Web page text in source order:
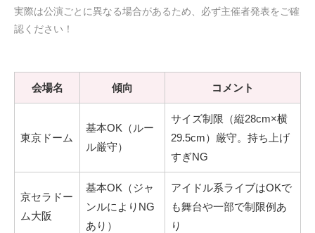
実際は公演ごとに異なる場合があるため、必ず主催者発表をご確
認ください！
会場名 傾向 コメント
東京ドーム
基本OK（ルー
ル厳守）
サイズ制限（縦28cm×横
29.5cm）厳守。持ち上げ
すぎNG
京セラドー
ム大阪
基本OK（ジャ
ンルによりNG
あり）
アイドル系ライブはOKで
も舞台や一部で制限例あ
り